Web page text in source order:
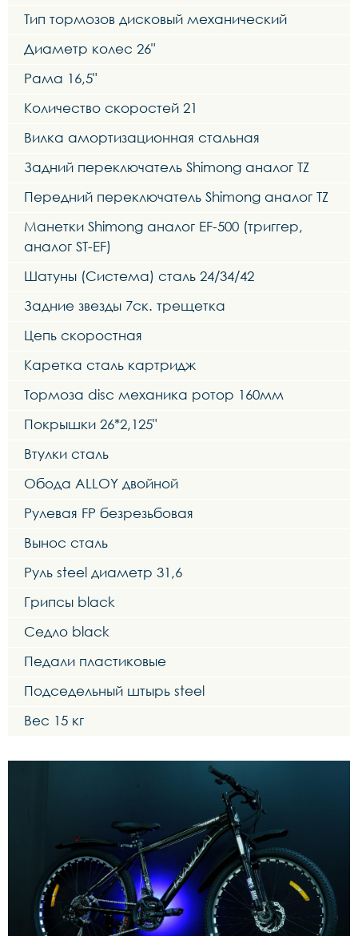
Тип тормозов дисковый механический
Диаметр колес 26"
Рама 16,5"
Количество скоростей 21
Вилка амортизационная стальная
Задний переключатель Shimong аналог TZ
Передний переключатель Shimong аналог TZ
Манетки Shimong аналог EF-500 (триггер,
аналог ST-EF)
Шатуны (Система) сталь 24/34/42
Задние звезды 7ск. трещетка
Цепь скоростная
Каретка сталь картридж
Тормоза disc механика ротор 160мм
Покрышки 26*2,125"
Втулки сталь
Обода ALLOY двойной
Рулевая FP безрезьбовая
Вынос сталь
Руль steel диаметр 31,6
Грипсы black
Седло black
Педали пластиковые
Подседельный штырь steel
Вес 15 кг